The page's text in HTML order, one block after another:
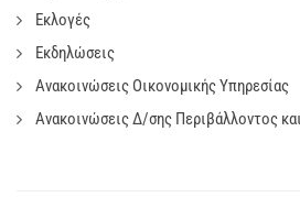
Εκλογές
Εκδηλώσεις
Ανακοινώσεις Οικονομικής Υπηρεσίας
Ανακοινώσεις Δ/σης Περιβάλλοντος